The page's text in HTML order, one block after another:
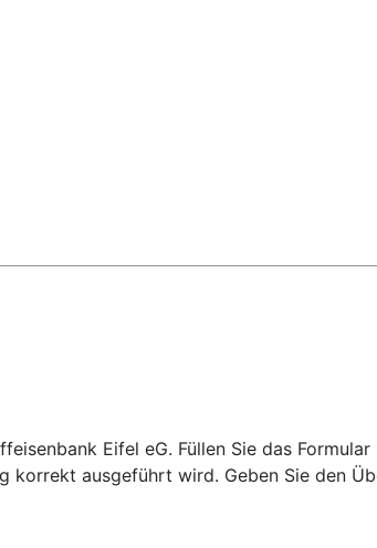
Eifel eG. Füllen Sie das
korrekt ausgeführt wird. Geben Sie den